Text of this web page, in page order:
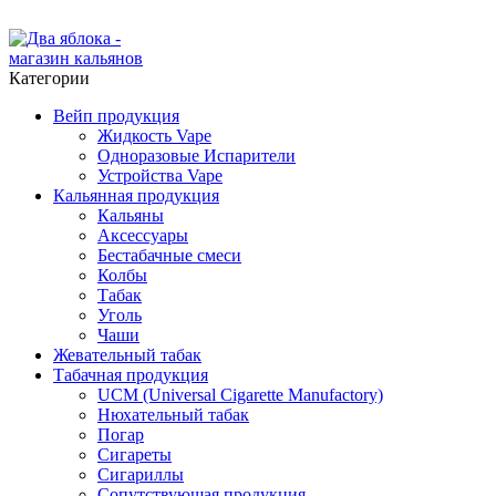
Категории
Вейп продукция
Жидкость Vape
Одноразовые Испарители
Устройства Vape
Кальянная продукция
Кальяны
Аксессуары
Бестабачные смеси
Колбы
Табак
Уголь
Чаши
Жевательный табак
Табачная продукция
UCM (Universal Cigarette Manufactory)
Нюхательный табак
Погар
Сигареты
Сигариллы